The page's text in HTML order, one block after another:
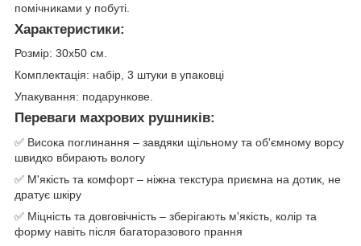
помічниками у побуті.
Характеристики:
Розмір: 30х50 см.
Комплектація: набір, 3 штуки в упаковці
Упакування: подарункове.
Переваги махрових рушників:
✅ Висока поглинання – завдяки щільному та об'ємному ворсу
швидко вбирають вологу
✅ М'якість та комфорт – ніжна текстура приємна на дотик, не
дратує шкіру
✅ Міцність та довговічність – зберігають м'якість, колір та
форму навіть після багаторазового прання